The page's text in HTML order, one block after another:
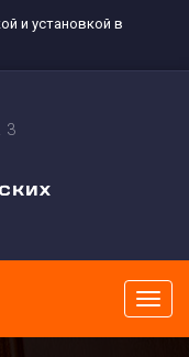
и установкой в
3
меню